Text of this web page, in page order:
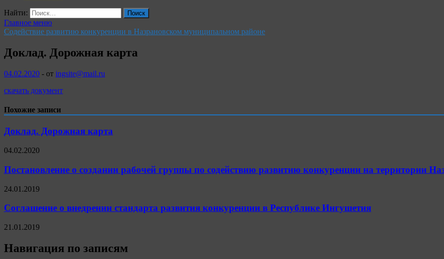
Найти:
Главное меню
Содействие развитию конкуренции в Назрановском муниципальном районе
Доклад. Дорожная карта
04.02.2020 - от ingsite@mail.ru
скачать документ
Похожие записи
Доклад. Дорожная карта
04.02.2020
Постановление о создании рабочей группы по содействию развитию конкуренции на территории
24.01.2019
Соглашение о внедрении стандарта развития конкуренции в Республике Ингушетия
21.01.2019
Навигация по записям